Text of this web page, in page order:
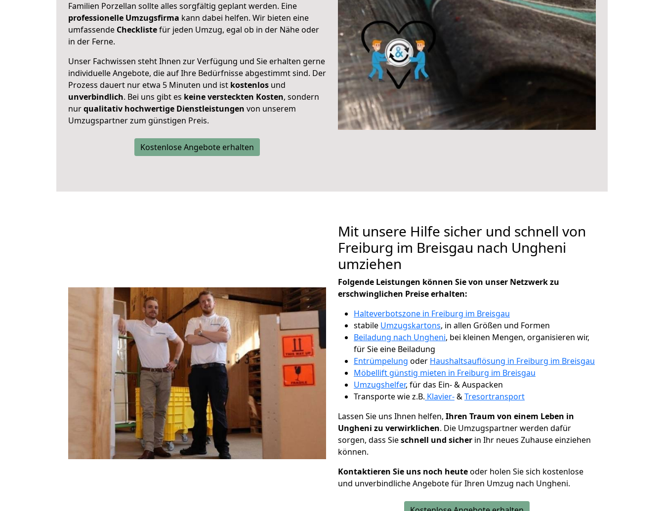
Familien Porzellan sollte alles sorgfältig geplant werden. Eine
professionelle Umzugsfirma kann dabei helfen. Wir bieten eine
umfassende Checklistefür jeden Umzug, egal ob in der Nähe oder
in der Ferne.
Unser Fachwissen steht Ihnen zur Verfügung und Sie erhalten gerne
individuelle Angebote, die auf Ihre Bedürfnisse abgestimmt sind. Der
Prozess dauert nur etwa 5 Minuten und ist kostenlos und
unverbindlich. Bei uns gibt es keine versteckten Kosten, sondern
nurqualitativ hochwertige Dienstleistungen von unserem
Umzugspartner zum günstigen Preis.
Kostenlose Angebote erhalten
Mit unsere Hilfe sicher und schnell von
Freiburg im Breisgau nach Ungheni
umziehen
Folgende Leistungen können Sie von unser Netzwerk zu
erschwinglichen Preise erhalten:
Halteverbotszone in Freiburg im Breisgau
stabile Umzugskartons, in allen Größen und Formen
Beiladung nach Ungheni, bei kleinen Mengen, organisieren wir,
für Sie eine Beiladung
Entrümpelung oder Haushaltsauflösung in Freiburg im Breisgau
Möbellift günstig mieten in Freiburg im Breisgau
Umzugshelfer, für das Ein- & Auspacken
Transporte wie z.B. Klavier-&Tresortransport
Lassen Sie uns Ihnen helfen, Ihren Traum von einem Leben in
Ungheni zu verwirklichen. Die Umzugspartner werden dafür
sorgen, dass Sieschnell und sicher in Ihr neues Zuhause einziehen
können.
Kontaktieren Sie uns noch heuteoder holen Sie sich kostenlose
und unverbindliche Angebote für Ihren Umzug nach Ungheni.